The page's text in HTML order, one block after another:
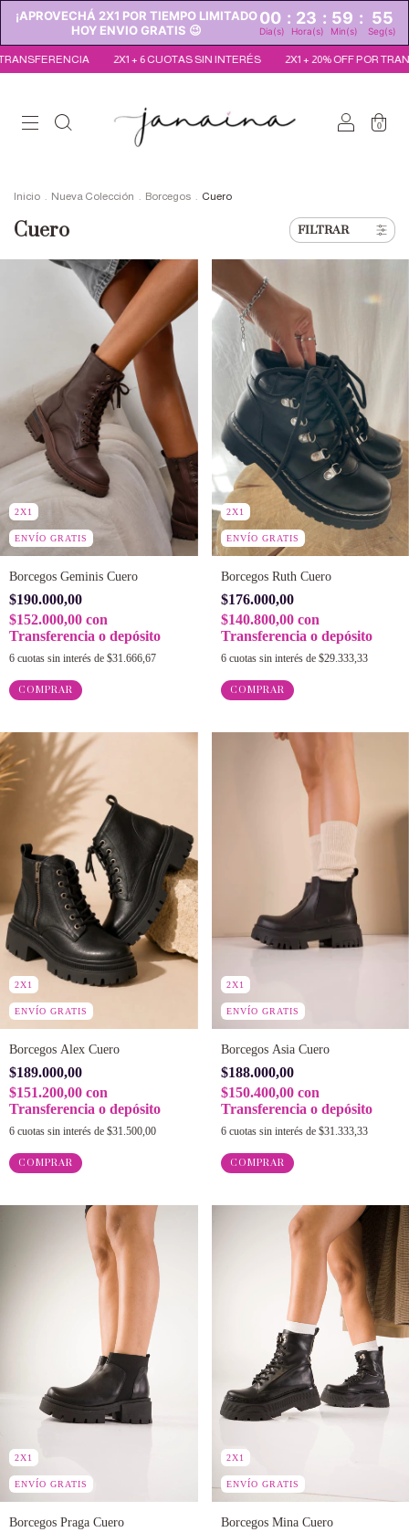
¡APROVECHÁ 2X1 POR TIEMPO LIMITADO
HOY ENVIO GRATIS 😉
00 : 23 : 59 : 54
Dia(s) Hora(s) Min(s) Seg(s)
2X1 + 6 CUOTAS SIN INTERÉS 2X1 + 20% OFF POR TRANSFERENCIA
0
Inicio . Nueva Colección . Borcegos . Cuero
Cuero FILTRAR
2X1
ENVÍO GRATIS
Borcegos Geminis Cuero
$190.000,00
$152.000,00 con
Transferencia o depósito
6 cuotas sin interés de $31.666,67
COMPRAR
2X1
ENVÍO GRATIS
Borcegos Ruth Cuero
$176.000,00
$140.800,00 con
Transferencia o depósito
6 cuotas sin interés de $29.333,33
COMPRAR
2X1
ENVÍO GRATIS
Borcegos Alex Cuero
$189.000,00
$151.200,00 con
Transferencia o depósito
6 cuotas sin interés de $31.500,00
COMPRAR
2X1
ENVÍO GRATIS
Borcegos Asia Cuero
$188.000,00
$150.400,00 con
Transferencia o depósito
6 cuotas sin interés de $31.333,33
COMPRAR
2X1
ENVÍO GRATIS
Borcegos Praga Cuero
2X1
ENVÍO GRATIS
Borcegos Mina Cuero